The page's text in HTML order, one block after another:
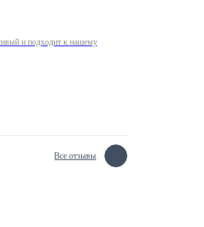
и подходит к нашему
Все отзывы